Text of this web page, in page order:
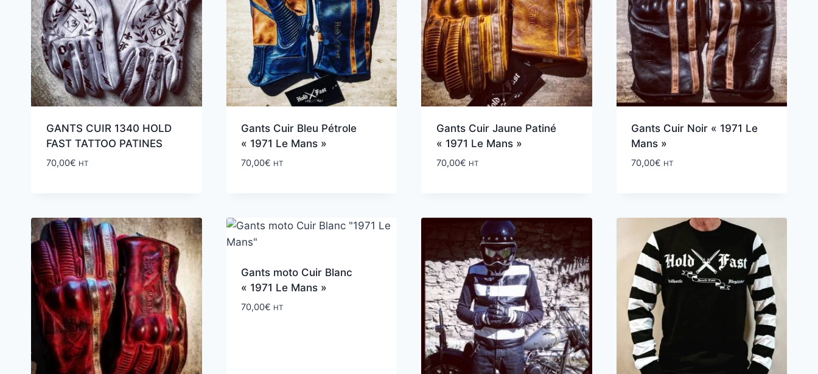
GANTS CUIR 1340 HOLD
FAST TATTOO PATINES
70,00€ HT
Gants Cuir Bleu Pétrole
« 1971 Le Mans »
70,00€ HT
Gants Cuir Jaune Patiné
« 1971 Le Mans »
70,00€ HT
Gants Cuir Noir « 1971 Le
Mans »
70,00€ HT
Gants moto Cuir Blanc
« 1971 Le Mans »
70,00€ HT